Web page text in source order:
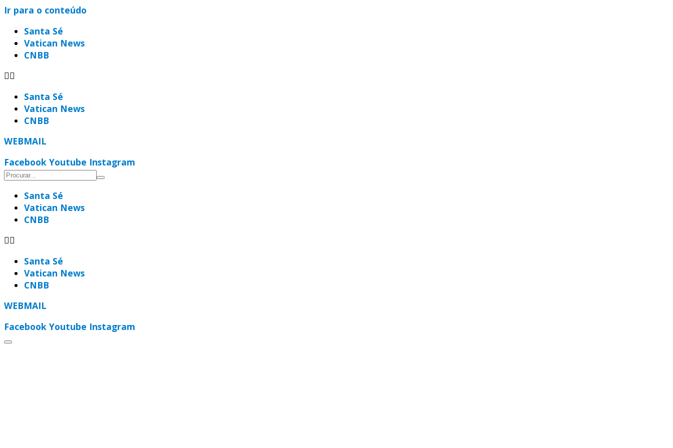
Ir para o conteúdo
Santa Sé
Vatican News
CNBB
Santa Sé
Vatican News
CNBB
WEBMAIL
Facebook Youtube Instagram
Santa Sé
Vatican News
CNBB
Santa Sé
Vatican News
CNBB
WEBMAIL
Facebook Youtube Instagram